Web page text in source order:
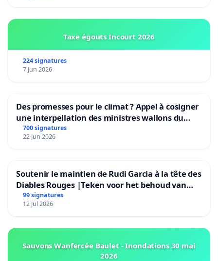
Taxe égouts Incourt 2026
224 signatures
7 Jun 2026
Des promesses pour le climat ? Appel à cosigner
une interpellation des ministres wallons du
climat et de l’environnement.
700 signatures
22 Jun 2026
Soutenir le maintien de Rudi Garcia à la tête des
Diables Rouges |Teken voor het behoud van
Rudi Garcia als bondscoach
99 signatures
12 Jul 2026
Sauvons Wanfercée Baulet - Inondations 30 mai
2026